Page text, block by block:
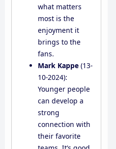
what matters
most is the
enjoyment it
brings to the
fans.
Mark Kappe (13-
10-2024):
Younger people
can develop a
strong
connection with
their favorite